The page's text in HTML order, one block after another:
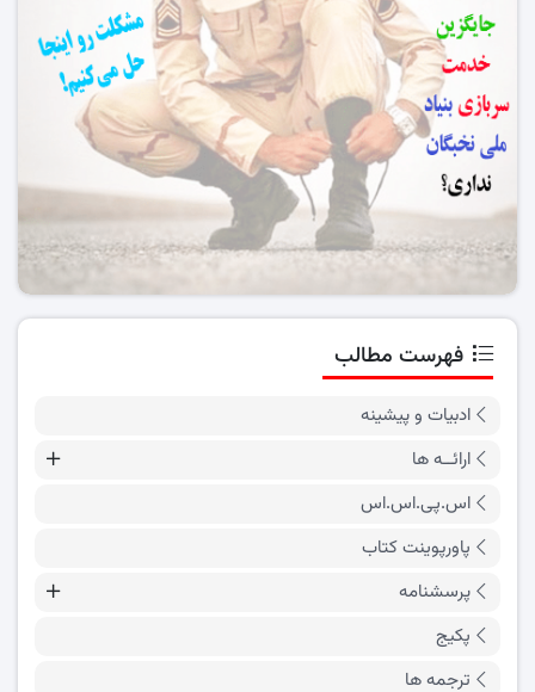
فهرست مطالب
ادبیات و پیشینه
ارائــه ها
اس.پی.اس.اس
پاورپوینت کتاب
پرسشنامه
پکیج
ترجمه ها